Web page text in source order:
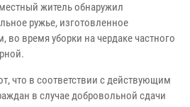
житель обнаружил
ружье, изготовленное
время уборки на чердаке частного
что в соответствии с действующим
в случае добровольной сдачи